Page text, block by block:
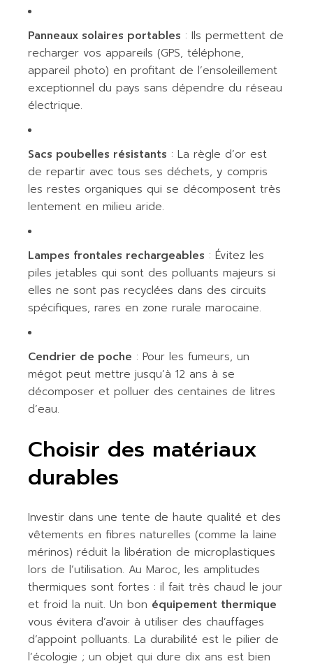
Panneaux solaires portables : Ils permettent de
recharger vos appareils (GPS, téléphone,
appareil photo) en profitant de l’ensoleillement
exceptionnel du pays sans dépendre du réseau
électrique.
Sacs poubelles résistants : La règle d’or est
de repartir avec tous ses déchets, y compris
les restes organiques qui se décomposent très
lentement en milieu aride.
Lampes frontales rechargeables : Évitez les
piles jetables qui sont des polluants majeurs si
elles ne sont pas recyclées dans des circuits
spécifiques, rares en zone rurale marocaine.
Cendrier de poche : Pour les fumeurs, un
mégot peut mettre jusqu’à 12 ans à se
décomposer et polluer des centaines de litres
d’eau.
Choisir des matériaux
durables
Investir dans une tente de haute qualité et des
vêtements en fibres naturelles (comme la laine
mérinos) réduit la libération de microplastiques
lors de l’utilisation. Au Maroc, les amplitudes
thermiques sont fortes : il fait très chaud le jour
et froid la nuit. Un bon équipement thermique
vous évitera d’avoir à utiliser des chauffages
d’appoint polluants. La durabilité est le pilier de
l’écologie ; un objet qui dure dix ans est bien